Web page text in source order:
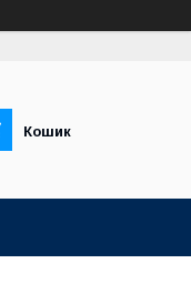
Кошик